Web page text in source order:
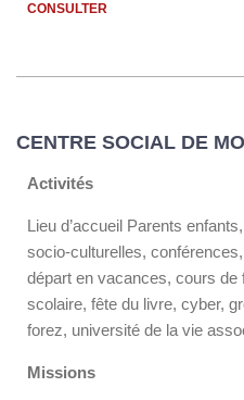
CONSULTER
CENTRE SOCIAL DE
Activités
Lieu d’accueil Parents
socio-culturelles,
départ en vacances, cours
scolaire, fête du livre, cyber,
forez, université de la vie
Missions